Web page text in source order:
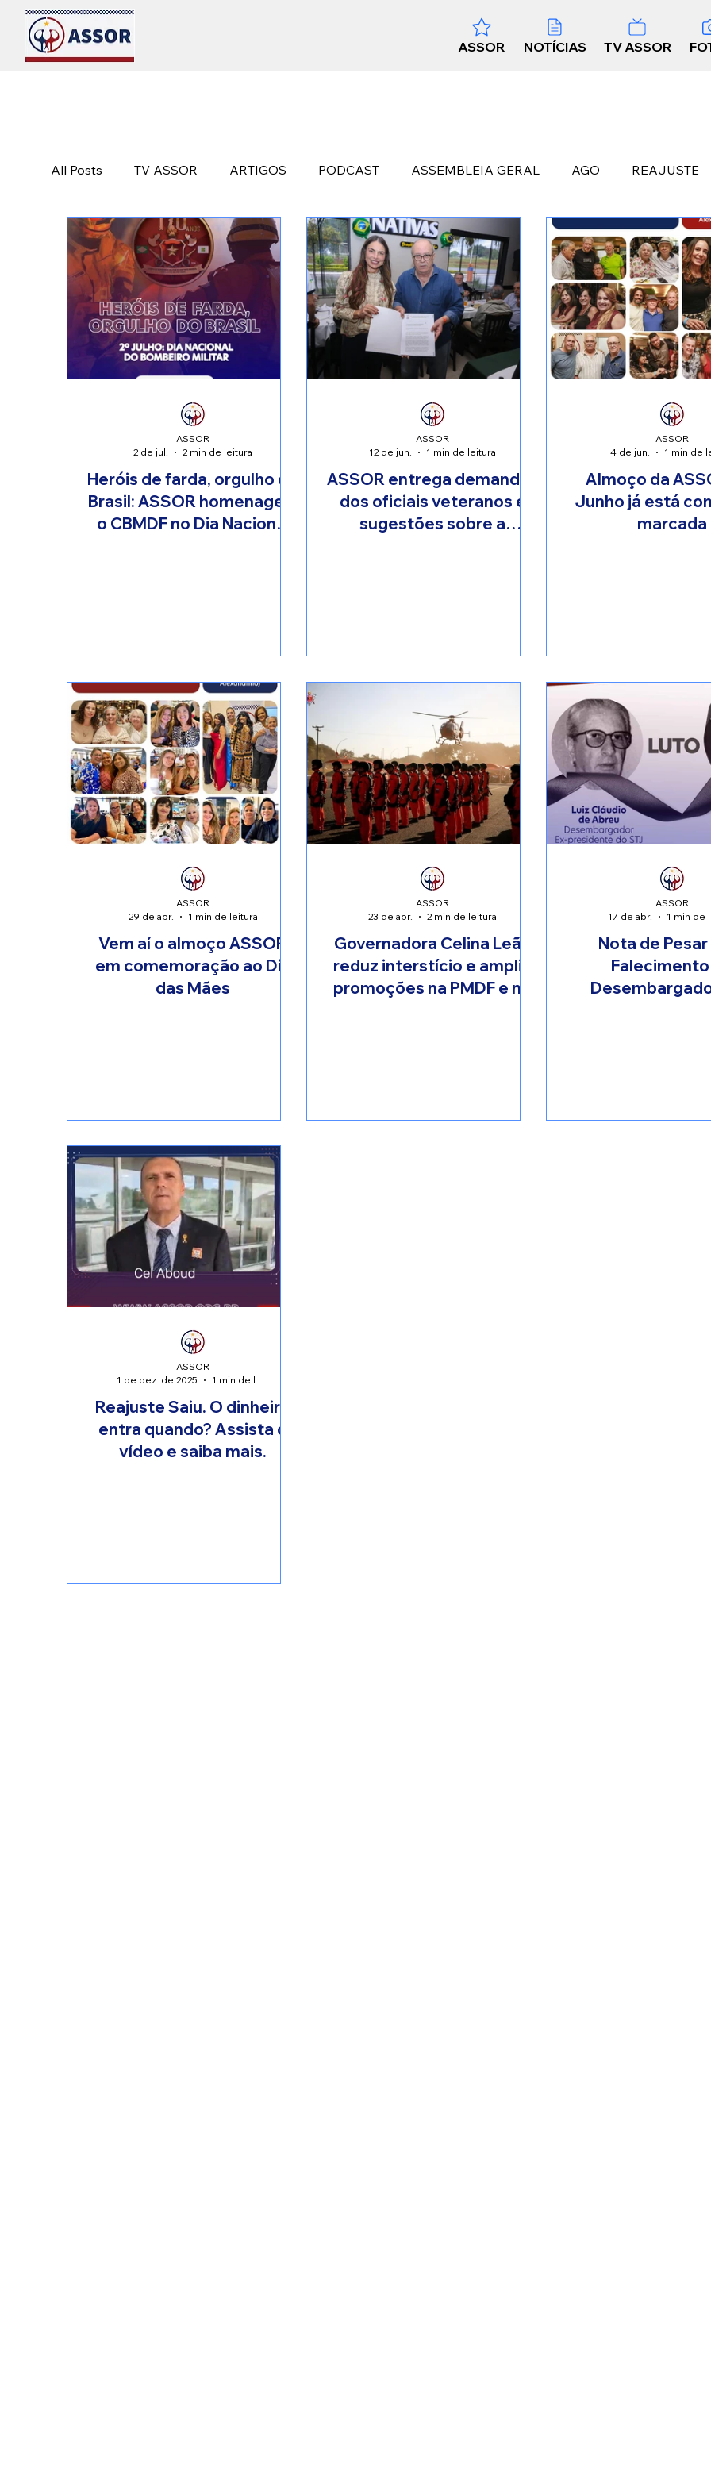
ASSOR NOTÍCIAS TV ASSOR
All Posts TV ASSOR ARTIGOS PODCAST ASSEMBLEIA GERAL AGO REAJUSTE
ALMOÇOS SAÚDE PESQUISA PMDF CBMDF PTTC BENEFÍCIOS
VETERANOS SEGURANÇA PÚBLICA RECESSO
Heróis de farda, orgulho do
Brasil: ASSOR homenageia
o CBMDF no Dia Nacional
ASSOR
2 de jul.
2 min de leitura
ASSOR entrega demandas
dos oficiais veteranos e
sugestões sobre a
ASSOR
12 de jun.
1 min de leitura
Almoço da
Junho já está
marcada
ASSOR
4 de jun.
1 min de
Vem aí o almoço ASSOR
em comemoração ao Dia
das Mães
ASSOR
29 de abr.
1 min de leitura
Governadora Celina Leão
reduz interstício e amplia
promoções na PMDF e no
ASSOR
23 de abr.
2 min de leitura
Nota de
ASSOR
17 de abr.
1 min de
Reajuste Saiu. O dinheiro
entra quando? Assista o
vídeo e saiba mais.
ASSOR
1 de dez. de 2025
1 min de leitura